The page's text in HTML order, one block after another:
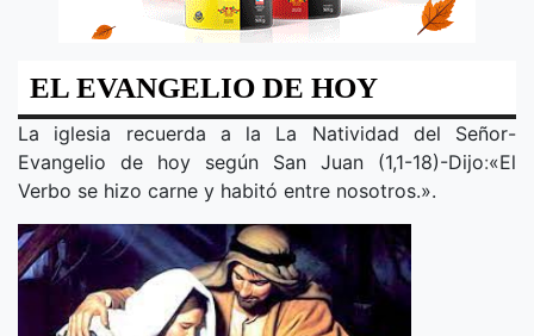
EL EVANGELIO DE HOY
La iglesia recuerda a la La Natividad del Señor-
Evangelio de hoy según San Juan (1,1-18)-Dijo:«El
Verbo se hizo carne y habitó entre nosotros.».